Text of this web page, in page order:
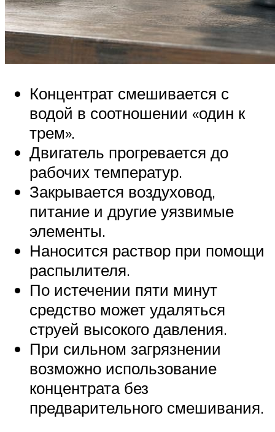
Концентрат смешивается с
водой в соотношении «один к
трем».
Двигатель прогревается до
рабочих температур.
Закрывается воздуховод,
питание и другие уязвимые
элементы.
Наносится раствор при помощи
распылителя.
По истечении пяти минут
средство может удаляться
струей высокого давления.
При сильном загрязнении
возможно использование
концентрата без
предварительного смешивания.